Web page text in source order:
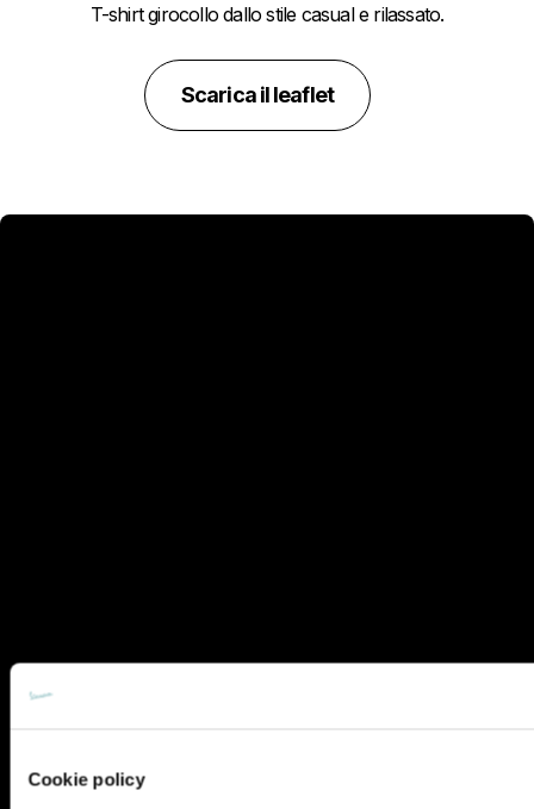
Cookie policy
T-shirt girocollo dallo stile casual e rilassato.
Scarica il leaflet